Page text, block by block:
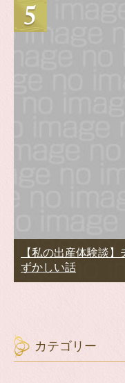
【私の出産体験談
ずかしい話
カテゴリー